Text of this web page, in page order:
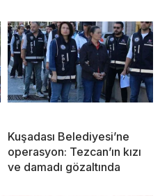
Kuşadası Belediyesi’ne
operasyon: Tezcan’ın kızı
ve damadı gözaltında